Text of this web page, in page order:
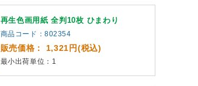
再生色画用紙 全判10枚 ひまわり
商品コード：802354
販売価格： 1,321円(税込)
最小出荷単位：1